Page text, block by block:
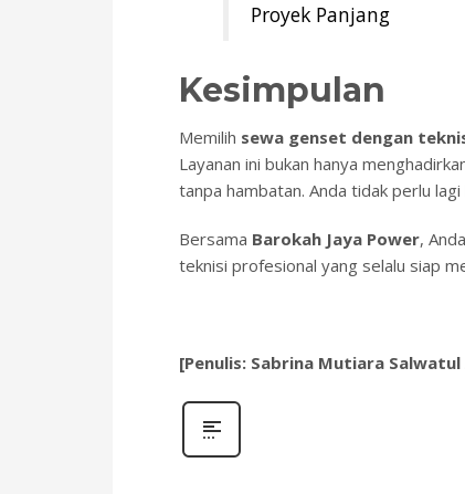
Proyek Panjang
Kesimpulan
Memilih sewa genset dengan
Layanan ini bukan hanya
tanpa hambatan. Anda tidak perlu
Bersama Barokah Jaya Power,
teknisi profesional yang selalu siap
[Penulis: Sabrina Mutiara Salwatul